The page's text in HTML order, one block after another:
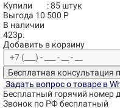
Купили :85 штук
Выгода 10 500 Р
В наличии
423р.
Добавить в корзину
Бесплатная консультация
Задать вопрос о товаре в
Бесплатный горячий номер
Звонок по РФ бесплатный